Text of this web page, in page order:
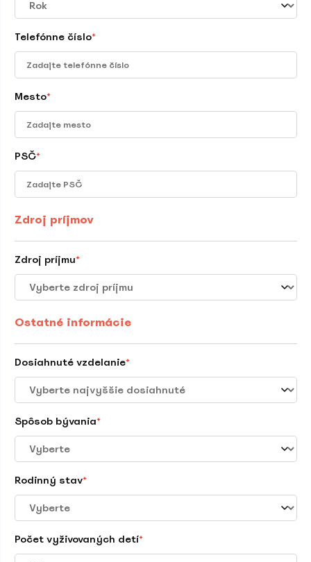
Telefónne číslo*
Mesto*
PSČ*
Zdroj príjmov
Zdroj príjmu*
Ostatné informácie
Dosiahnuté vzdelanie*
Spôsob bývania*
Rodinný stav*
Počet vyživovaných detí*